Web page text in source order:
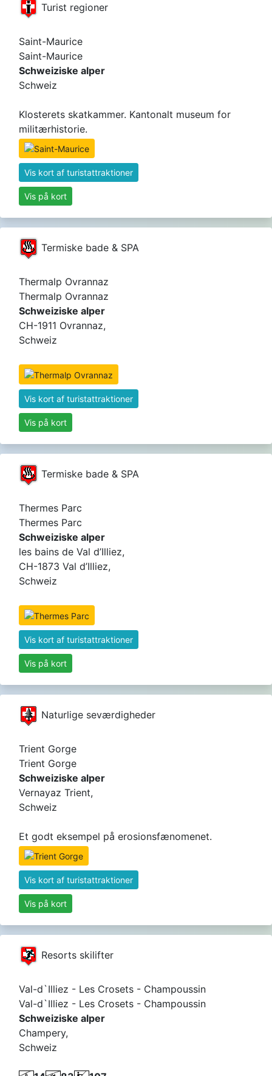
Turist regioner
Saint-Maurice
Saint-Maurice
Schweiziske alper
Schweiz
Klosterets skatkammer. Kantonalt museum for
militærhistorie.
Vis kort af turistattraktioner
Vis på kort
Termiske bade & SPA
Thermalp Ovrannaz
Thermalp Ovrannaz
Schweiziske alper
CH-1911 Ovrannaz,
Schweiz
Vis kort af turistattraktioner
Vis på kort
Termiske bade & SPA
Thermes Parc
Thermes Parc
Schweiziske alper
les bains de Val d’Illiez,
CH-1873 Val d’Illiez,
Schweiz
Vis kort af turistattraktioner
Vis på kort
Naturlige seværdigheder
Trient Gorge
Trient Gorge
Schweiziske alper
Vernayaz Trient,
Schweiz
Et godt eksempel på erosionsfænomenet.
Vis kort af turistattraktioner
Vis på kort
Resorts skilifter
Val-d`Illiez - Les Crosets - Champoussin
Val-d`Illiez - Les Crosets - Champoussin
Schweiziske alper
Champery,
Schweiz